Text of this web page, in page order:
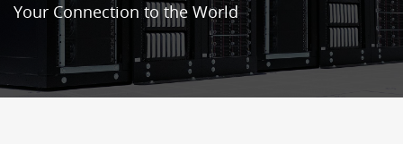
Your Connection to the World